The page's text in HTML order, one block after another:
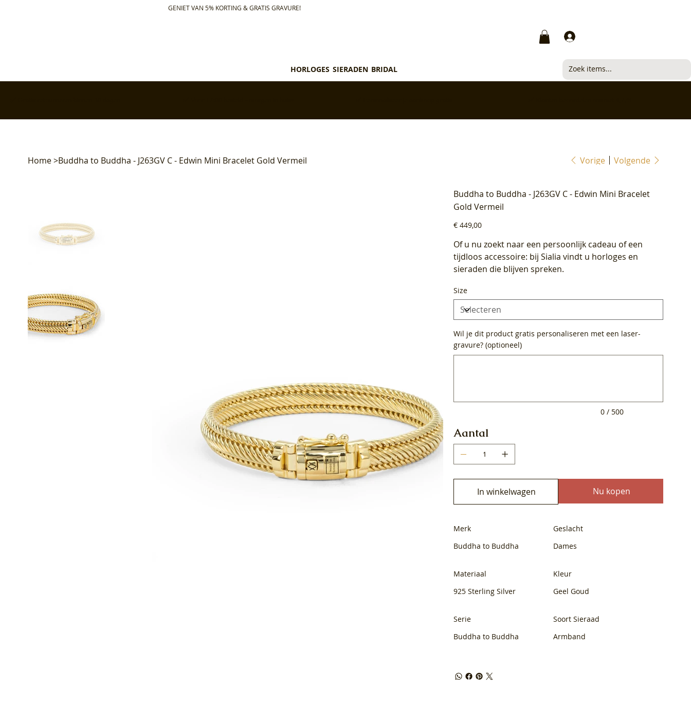
GENIET VAN 5% KORTING & GRATIS GRAVURE!
HORLOGES SIERADEN BRIDAL
Home>Buddha to Buddha - J263GV C - Edwin Mini Bracelet Gold Vermeil Vorige Volgende
Buddha to Buddha - J263GV C - Edwin Mini Bracelet
Gold Vermeil
Prijs
€ 449,00
Of u nu zoekt naar een persoonlijk cadeau of een
tijdloos accessoire: bij Sialia vindt u horloges en
sieraden die blijven spreken.
Size
Wil je dit product gratis personaliseren met een laser-
gravure? (optioneel)
0 / 500
Aantal
In winkelwagen Nu kopen
Merk
Buddha to Buddha
Geslacht
Dames
Materiaal
925 Sterling Silver
Kleur
Geel Goud
Serie
Buddha to Buddha
Soort Sieraad
Armband